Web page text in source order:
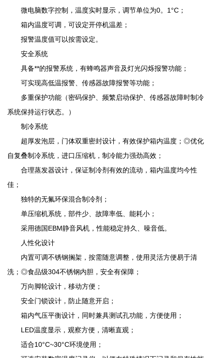
微电脑数字控制，温度实时显示，调节单位为0。1°C；
箱内温度可调，可设定开停机温差；
报警温度值可以按需设定。
安全系统
具备**的报警系统，有蜂鸣器声音及灯光闪烁报警功能；
可实现高低温报警、传感器故障报警等功能；
多重保护功能（密码保护、频繁启动保护、传感器故障时制冷
系统保持运行状态。）
制冷系统
超厚发泡层，门体双重密封设计，有效保护箱内温度；◎优化
自复叠制冷系统，进口压缩机，制冷能力强劲高效；
合理蒸发器设计，保证制冷剂有效的流动，箱内温度均今性
佳；
独特的无氟环保混合制冷剂；
单压缩机系统，部件少、故障率低、能耗小；
采用德国EBM静音风机，性能稳定持久、噪音低。
人性化设计
内置可调不锈钢搁架，按需随意调整，使用灵活方便易于清
洗；◎食品级304不锈钢内胆，安全有保障；
万向脚轮设计，移动方便；
安全门锁设计，防止随意开启；
箱内气压平衡设计，同时兼具测试孔功能，方便使用；
LED温度显示，观察方便，清晰直观；
适合10°C~30°C环境使用；